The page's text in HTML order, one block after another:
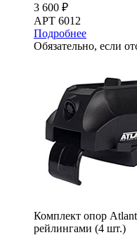
3 600 ₽
АРТ 6012
Подробнее
Обязательно, если
Комплект опор
рейлингами (4 шт.)